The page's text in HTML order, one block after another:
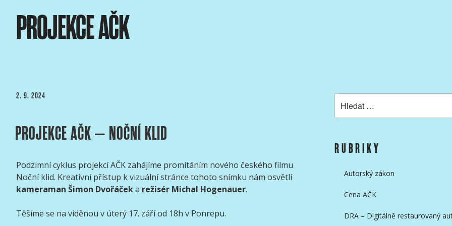
Přejít
obsahu
PROJEKCE AČK
PUBLIKOVÁNO
2. 9. 2024
PROJEKCE AČK – NOČNÍ KLID
Podzimní cyklus projekcí AČK zahájíme promítáním nového českého filmu
Noční klid. Kreativní přístup k vizuální stránce tohoto snímku nám osvětlí
kameraman Šimon Dvořáčeka režisér Michal Hogenauer.
Těšíme se na viděnou v úterý 17. září od 18h v Ponrepu.
RUBRIKY
Autorský zákon
Cena AČK
DRA – Digitálně restaurovaný